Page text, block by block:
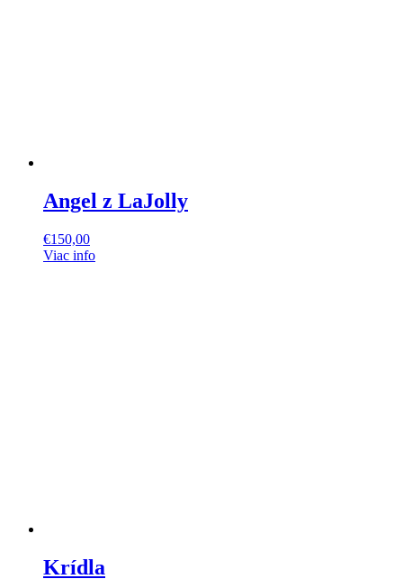
Angel z LaJolly
€150,00
Viac info
Krídla